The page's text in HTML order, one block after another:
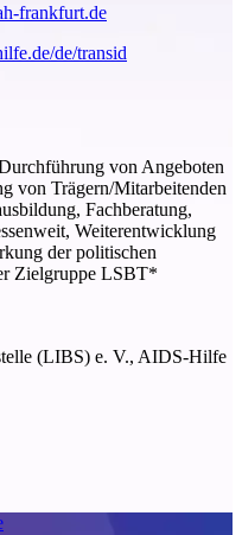
frankfurt.de
de/transid
von Angeboten
von Trägern/Mitarbeitenden
Fachberatung,
Weiterentwicklung
der politischen
Zielgruppe LSBT*
(LIBS) e. V., AIDS-Hilfe